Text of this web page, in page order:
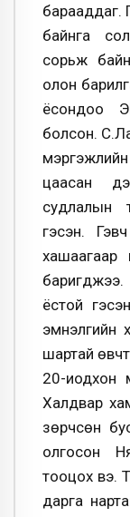
барааддаг.
байнга
сорьж
олон
ёсондоо
болсон.
цаасан
судлалын
гэсэн.
хашаагаар
ёстой
эмнэлгийн
шартай
20-иодхон
Халдвар
зөрчсөн
олгосон
тооцох вэ.
дарга